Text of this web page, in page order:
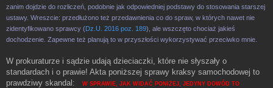
zanim dojdzie do rozliczeń, podobnie jak odpowiedniej podstawy do stosowania starszej
ustawy. Wreszcie: przedłużono też przedawnienia co do spraw, w których nawet nie
zidentyfikowano sprawcy (Dz.U. 2016 poz. 189), ale wszczęto chociaż jakieś
dochodzenie. Zapewne też planują to w przyszłości wykorzystywać przeciwko mnie.
W prokuraturze i sądzie udają dzieciaczki, które nie słyszały o
standardach i o prawie! Akta poniższej sprawy kraksy samochodowej to
prawdziwy skandal:
W SPRAWIE, JAK WIDAĆ PONIŻEJ, JEDYNY DOWÓD TO